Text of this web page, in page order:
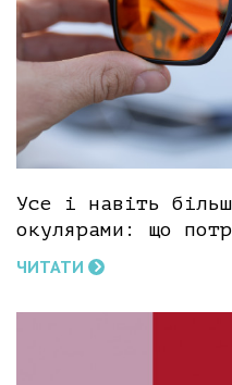
Усе і навіть
окулярами: що
ЧИТАТИ